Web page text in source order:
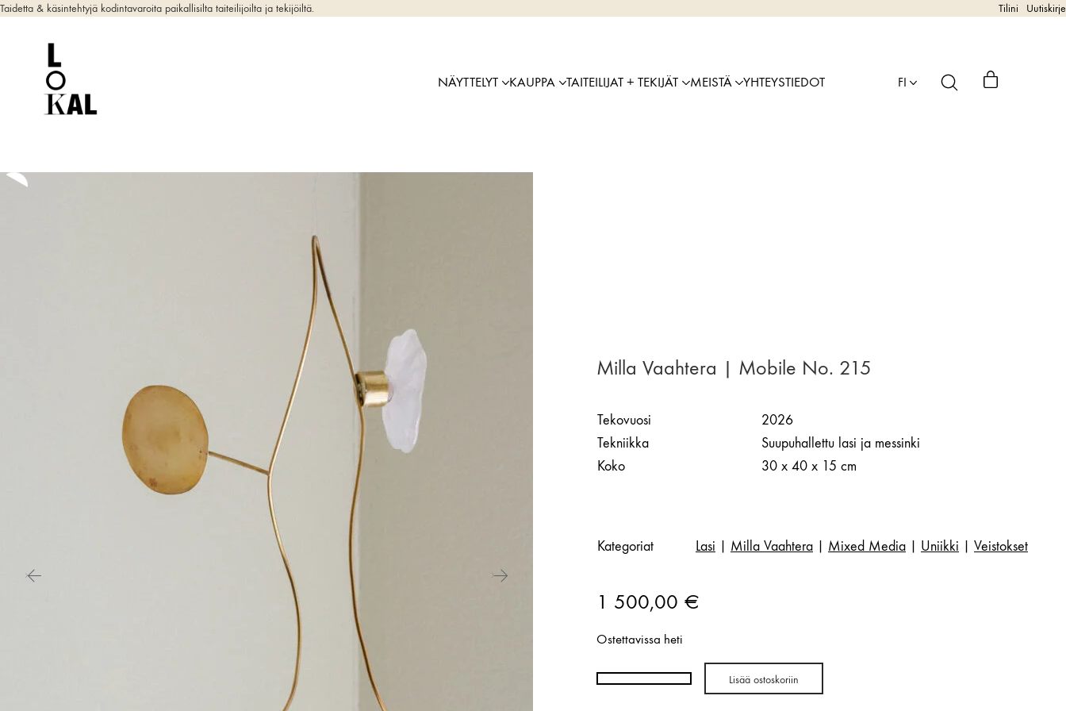
Taidetta & käsintehtyjä kodintavaroita paikallisilta taiteilijoilta ja tekijöiltä. Tilini Uutiskirje
NÄYTTELYT KAUPPA TAITEILIJAT + TEKIJÄT MEISTÄ YHTEYSTIEDOT FI
Milla Vaahtera | Mobile No. 215
Tekovuosi
2026
Tekniikka
Suupuhallettu lasi ja messinki
Koko
30 x 40 x 15 cm
Kategoriat Lasi Milla Vaahtera Mixed Media Uniikki Veistokset
1 500,00 €
Ostettavissa heti
Milla
Lisää ostoskoriin